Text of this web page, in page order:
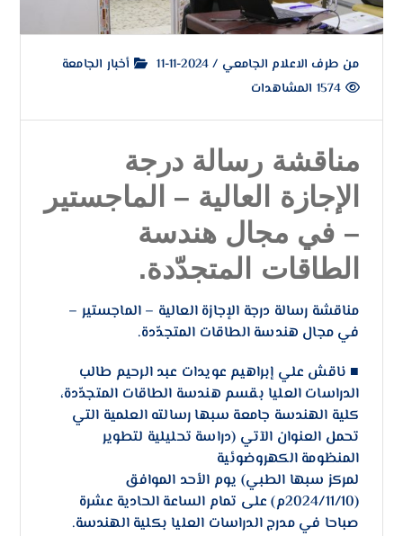
من طرف الاعلام الجامعي /
2024-11-11
أخبار الجامعة
مناقشة رسالة درجة
الإجازة العالية – الماجستير
– في مجال هندسة
الطاقات المتجدّدة.
مناقشة رسالة درجة الإجازة العالية – الماجستير –
في مجال هندسة الطاقات المتجدّدة.
■ ناقش علي إبراهيم عويدات عبد الرحيم طالب
الدراسات العليا بقسم هندسة الطاقات المتجدّدة،
كلية الهندسة جامعة سبها رسالته العلمية التي
تحمل العنوان الآتي (دراسة تحليلية لتطوير
المنظومة الكهروضوئية
لمركز سبها الطبي) يوم الأحد الموافق
(2024/11/10م) على تمام الساعة الحادية عشرة
صباحا في مدرج الدراسات العليا بكلية الهندسة.